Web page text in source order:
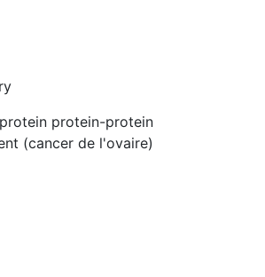
protein-protein
(cancer de l'ovaire)